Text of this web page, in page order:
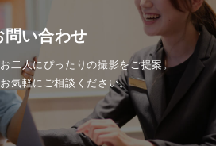
問い合わせ
二人にぴったりの撮影をご提案。
気軽にご相談ください。